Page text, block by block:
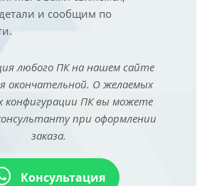
и сообщим по
любого ПК на нашем сайте
окончательной. О желаемых
конфигурации ПК вы можете
при оформлении
заказа.
Консультация